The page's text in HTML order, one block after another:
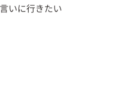
いに行きたい